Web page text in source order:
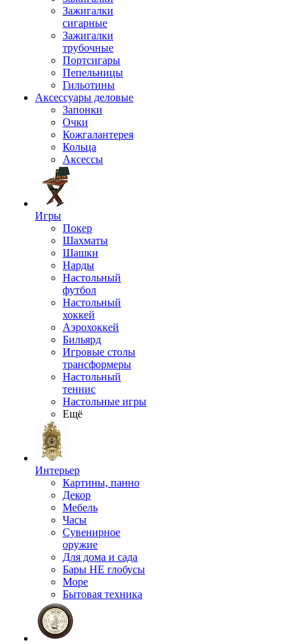
Зажигалки
сигарные
Зажигалки
трубочные
Портсигары
Пепельницы
Гильотины
Аксессуары деловые
Запонки
Очки
Кожгалантерея
Кольца
Аксессы
Игры
Покер
Шахматы
Шашки
Нарды
Настольный
футбол
Настольный
хоккей
Аэрохоккей
Бильярд
Игровые столы
трансформеры
Настольный
теннис
Настольные игры
Ещё
Интерьер
Картины, панно
Декор
Мебель
Часы
Сувенирное
оружие
Для дома и сада
Бары НЕ глобусы
Море
Бытовая техника